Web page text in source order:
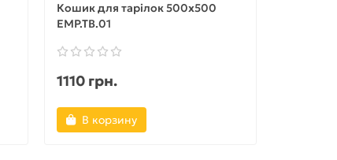
Кошик для тарілок 500х500
EMP.TB.01
1110 грн.
В корзину